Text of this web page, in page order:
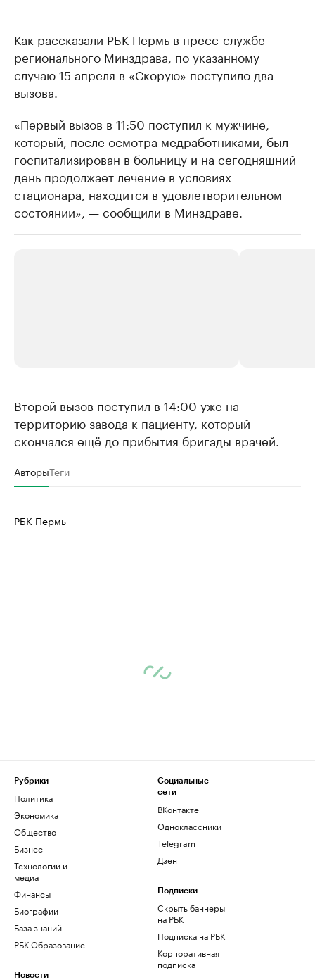
Как рассказали РБК Пермь в пресс-службе
регионального Минздрава, по указанному
случаю 15 апреля в «Скорую» поступило два
вызова.
«Первый вызов в 11:50 поступил к мужчине,
который, после осмотра медработниками, был
госпитализирован в больницу и на сегодняшний
день продолжает лечение в условиях
стационара, находится в удовлетворительном
состоянии», — сообщили в Минздраве.
Крупнейшие производители и
продавцы медийной продукции
Страховые
Второй вызов поступил в 14:00 уже на
территорию завода к пациенту, который
скончался ещё до прибытия бригады врачей.
АвторыТеги
РБК Пермь
Рубрики
Политика
Экономика
Общество
Бизнес
Технологии и
медиа
Финансы
Биографии
База знаний
РБК Образование
Новости
Социальные
сети
ВКонтакте
Одноклассники
Telegram
Дзен
Подписки
Скрыть баннеры
на РБК
Подписка на РБК
Корпоративная
подписка